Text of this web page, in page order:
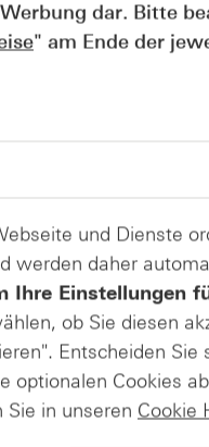
dar. Bitte
" am Ende der
und Dienste
werden daher
Ihre Einstellungen
ob Sie diesen
Entscheiden Sie
optionalen Cookies
in unseren Cookie